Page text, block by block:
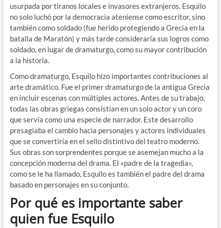
usurpada por tiranos locales e invasores extranjeros. Esquilo
no solo luchó por la democracia ateniense como escritor, sino
también como soldado (fue herido protegiendo a Grecia en la
batalla de Maratón) y más tarde consideraría sus logros como
soldado, en lugar de dramaturgo, como su mayor contribución
a la historia.
Como dramaturgo, Esquilo hizo importantes contribuciones al
arte dramático. Fue el primer dramaturgo de la antigua Grecia
en incluir escenas con múltiples actores. Antes de su trabajo,
todas las obras griegas consistían en un solo actor y un coro
que servía como una especie de narrador. Este desarrollo
presagiaba el cambio hacia personajes y actores individuales
que se convertiría en el sello distintivo del teatro moderno.
Sus obras son sorprendentes porque se asemejan mucho a la
concepción moderna del drama. El «padre de la tragedia»,
como se le ha llamado, Esquilo es también el padre del drama
basado en personajes en su conjunto.
Por qué es importante saber
quien fue Esquilo